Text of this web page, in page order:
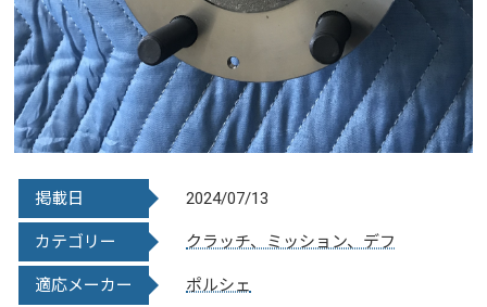
掲載日 2024/07/13
カテゴリー クラッチ、ミッション、デフ
適応メーカー ポルシェ